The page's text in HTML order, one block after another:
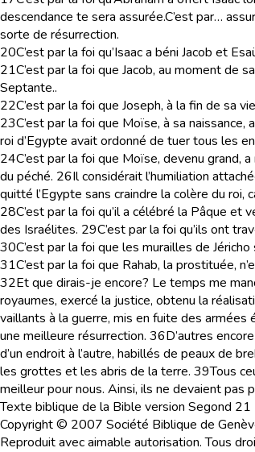
descendance te sera assurée.C’est par…
sorte de résurrection.
20C’est par la foi qu’Isaac a béni Jacob et
21C’est par la foi que Jacob, au moment de
Septante..
22C’est par la foi que Joseph, à la fin de sa
23C’est par la foi que Moïse, à sa
roi d’Egypte avait ordonné de tuer tous les
24C’est par la foi que Moïse, devenu grand,
du péché. 26Il considérait l’humiliation
quitté l’Egypte sans craindre la colère du roi,
28C’est par la foi qu’il a célébré la Pâque et
des Israélites. 29C’est par la foi qu’ils ont
30C’est par la foi que les murailles de
31C’est par la foi que Rahab, la prostituée,
32Et que dirais-je encore? Le temps me
royaumes, exercé la justice, obtenu la
vaillants à la guerre, mis en fuite des armées
une meilleure résurrection. 36D’autres
d’un endroit à l’autre, habillés de peaux de
les grottes et les abris de la terre. 39Tous
meilleur pour nous. Ainsi, ils ne devaient pas
Texte biblique de la Bible version Segond 21
Copyright © 2007 Société Biblique de
Reproduit avec aimable autorisation. Tous